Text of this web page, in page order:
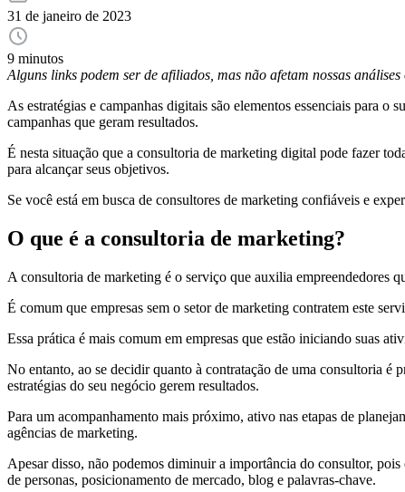
31 de janeiro de 2023
9 minutos
Alguns links podem ser de afiliados, mas não afetam nossas análises
As estratégias e campanhas digitais são elementos essenciais para o
campanhas que geram resultados.
É nesta situação que a consultoria de marketing digital pode fazer
para alcançar seus objetivos.
Se você está em busca de consultores de marketing confiáveis e
O que é a consultoria de marketing?
A consultoria de marketing é o serviço que auxilia empreendedores
É comum que empresas sem o setor de marketing contratem este
Essa prática é mais comum em empresas que estão iniciando suas
No entanto, ao se decidir quanto à contratação de uma consultoria é
estratégias do seu negócio gerem resultados.
Para um acompanhamento mais próximo, ativo nas etapas de
agências de marketing.
Apesar disso, não podemos diminuir a importância do consultor,
de personas, posicionamento de mercado, blog e palavras-chave.